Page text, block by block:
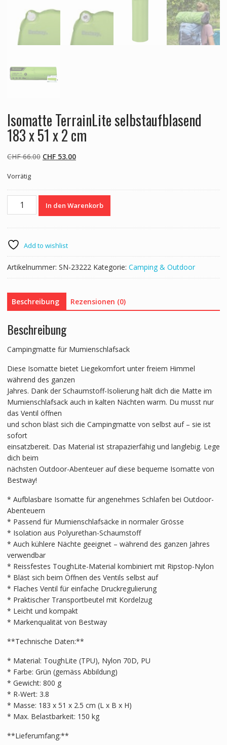
Isomatte TerrainLite selbstaufblasend
183 x 51 x 2 cm
CHF66.00 Ursprünglicher
CHF 66.00
CHF53.00Aktueller
CHF 53.00.
Vorrätig
Isomatte
TerrainLite
x
51
x
2
Menge
In den Warenkorb
Add to wishlist
Artikelnummer: SN-23222 Kategorie: Camping & Outdoor
Beschreibung Rezensionen (0)
Beschreibung
Campingmatte für Mumienschlafsack
Diese Isomatte bietet Liegekomfort unter freiem Himmel
während des ganzen
Jahres. Dank der Schaumstoff-Isolierung hält dich die Matte im
Mumienschlafsack auch in kalten Nächten warm. Du musst nur
das Ventil öffnen
und schon bläst sich die Campingmatte von selbst auf – sie ist
sofort
einsatzbereit. Das Material ist strapazierfähig und langlebig. Lege
dich beim
nächsten Outdoor-Abenteuer auf diese bequeme Isomatte von
Bestway!
* Aufblasbare Isomatte für angenehmes Schlafen bei Outdoor-
Abenteuern
* Passend für Mumienschlafsäcke in normaler Grösse
* Isolation aus Polyurethan-Schaumstoff
* Auch kühlere Nächte geeignet – während des ganzen Jahres
verwendbar
* Reissfestes ToughLite-Material kombiniert mit Ripstop-Nylon
* Bläst sich beim Öffnen des Ventils selbst auf
* Flaches Ventil für einfache Druckregulierung
* Praktischer Transportbeutel mit Kordelzug
* Leicht und kompakt
* Markenqualität von Bestway
**Technische Daten:**
* Material: ToughLite (TPU), Nylon 70D, PU
* Farbe: Grün (gemäss Abbildung)
* Gewicht: 800 g
* R-Wert: 3.8
* Masse: 183 x 51 x 2.5 cm (L x B x H)
* Max. Belastbarkeit: 150 kg
**Lieferumfang:**